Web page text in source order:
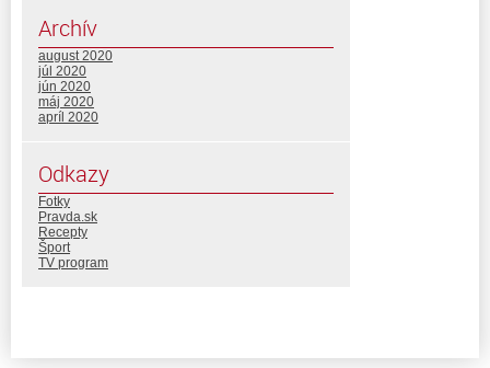
Archív
august 2020
júl 2020
jún 2020
máj 2020
apríl 2020
Odkazy
Fotky
Pravda.sk
Recepty
Šport
TV program